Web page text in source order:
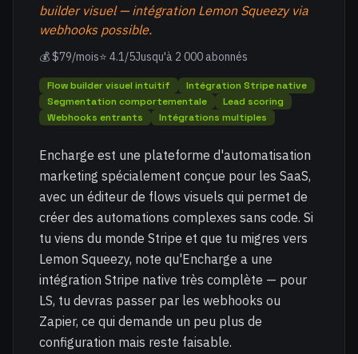
builder visuel — intégration Lemon Squeezy via
webhooks possible.
💰 $79/mois⭐ 4.1/5Jusqu'à 2 000 abonnés
Flow builder visuel intuitif
Intégration Stripe native
Segmentation comportementale
Lead scoring
Webhooks entrants
Intégrations multiples
Encharge est une plateforme d'automatisation
marketing spécialement conçue pour les SaaS,
avec un éditeur de flows visuels qui permet de
créer des automations complexes sans code. Si
tu viens du monde Stripe et que tu migres vers
Lemon Squeezy, note qu'Encharge a une
intégration Stripe native très complète — pour
LS, tu devras passer par les webhooks ou
Zapier, ce qui demande un peu plus de
configuration mais reste faisable.